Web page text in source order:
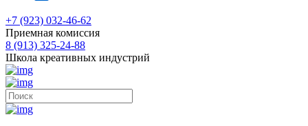
+7 (923) 032-46-62
Приемная комиссия
8 (913) 325-24-88
Школа креативных индустрий